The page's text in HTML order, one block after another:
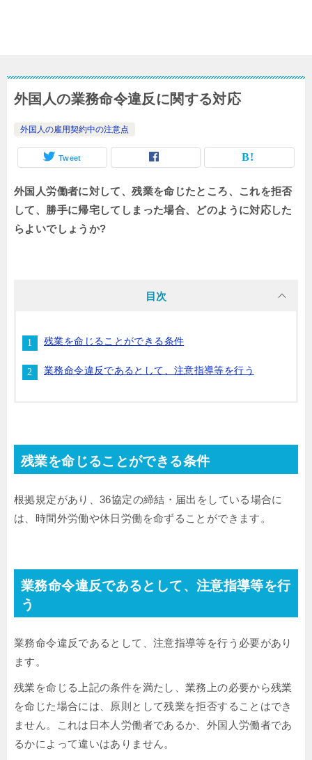
外国人の業務命令違反に関する対応
外国人の雇用契約中の注意点
Tweet
外国人労働者に対して、残業を命じたところ、これを拒否
して、勝手に帰宅してしまった場合、どのように対応した
らよいでしょうか?
目次
残業を命じることができる条件
業務命令違反であるとして、注意指導等を行う
残業を命じることができる条件
根拠規定があり、36協定の締結・届出をしている場合に
は、時間外労働や休日労働を命ずることができます。
業務命令違反であるとして、注意指導等を行
う
業務命令違反であるとして、注意指導等を行う必要があり
ます。
残業を命じる上記の条件を満たし、業務上の必要から残業
を命じた場合には、原則として残業を拒否することはでき
ません。これは日本人労働者であるか、外国人労働者であ
るかによって違いはありません。